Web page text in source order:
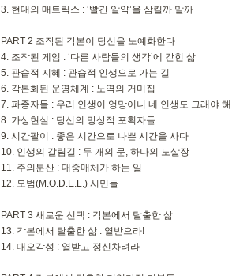
3. 현대의 매트릭스 : ‘빨간 알약’을 삼킬까 말까
PART 2 조작된 각본이 당신을 노예화한다
4. 조작된 게임 : ‘다른 사람들의 생각’에 갇힌 삶
5. 관습적 지혜 : 관습적 인생으로 가는 길
6. 각본화된 운영체계 : 노역의 거미집
7. 파종자들 : 우리 인생이 엉망이니 네 인생도 그래야 해
8. 가상현실 : 당신의 망상적 포획자들
9. 시간팔이 : 좋은 시간으로 나쁜 시간을 사다
10. 인생의 갈림길 : 두 개의 문, 하나의 도살장
11. 주의분산 : 대중매체가 하는 일
12. 모범(M.O.D.E.L.) 시민들
PART 3 새로운 선택 : 각본에서 탈출한 삶
13. 각본에서 탈출한 삶 : 열받으라!
14. 대오각성 : 열받고 정신차려라